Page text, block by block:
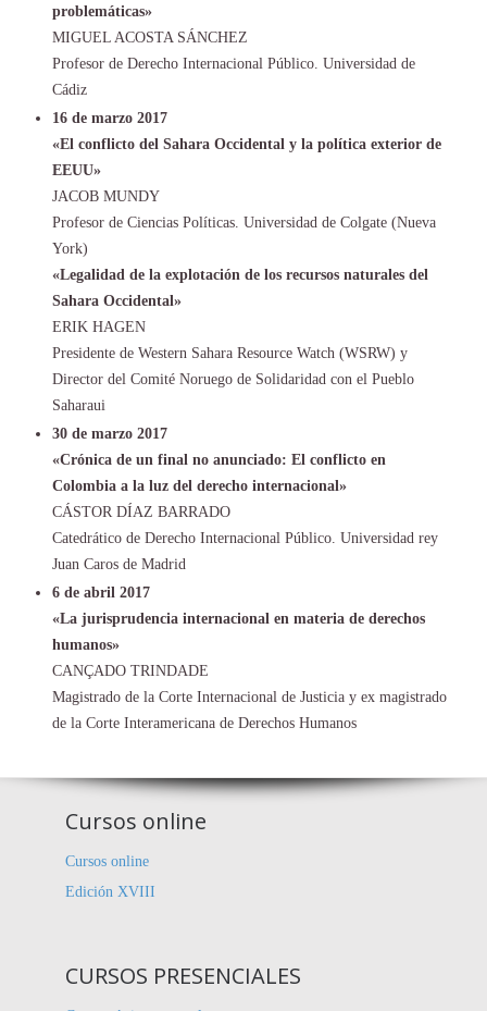
problemáticas»
MIGUEL ACOSTA SÁNCHEZ
Profesor de Derecho Internacional Público. Universidad de
Cádiz
16 de marzo 2017
«El conflicto del Sahara Occidental y la política exterior de
EEUU»
JACOB MUNDY
Profesor de Ciencias Políticas. Universidad de Colgate (Nueva
York)
«Legalidad de la explotación de los recursos naturales del
Sahara Occidental»
ERIK HAGEN
Presidente de Western Sahara Resource Watch (WSRW) y
Director del Comité Noruego de Solidaridad con el Pueblo
Saharaui
30 de marzo 2017
«Crónica de un final no anunciado: El conflicto en
Colombia a la luz del derecho internacional»
CÁSTOR DÍAZ BARRADO
Catedrático de Derecho Internacional Público. Universidad rey
Juan Caros de Madrid
6 de abril 2017
«La jurisprudencia internacional en materia de derechos
humanos»
CANÇADO TRINDADE
Magistrado de la Corte Internacional de Justicia y ex magistrado
de la Corte Interamericana de Derechos Humanos
Cursos online
Cursos online
Edición XVIII
CURSOS PRESENCIALES